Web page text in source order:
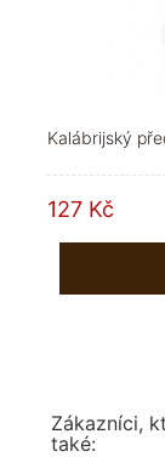
Kalábrijský
127 Kč
Zákazníci,
také: